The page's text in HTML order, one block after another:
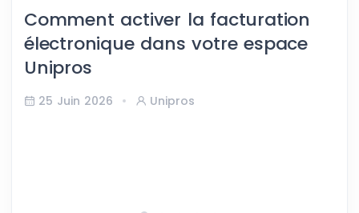
Comment activer la facturation
électronique dans votre espace
Unipros
25 Juin 2026 Unipros